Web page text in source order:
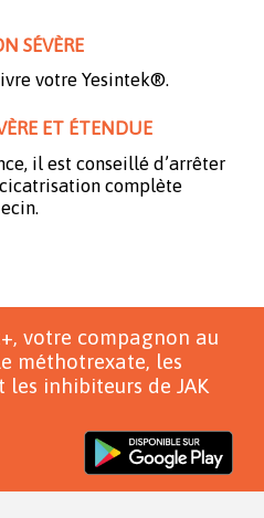
SÉVÈRE
votre Yesintek®.
ET ÉTENDUE
il est conseillé d’arrêter
complète
votre compagnon au
méthotrexate, les
inhibiteurs de JAK